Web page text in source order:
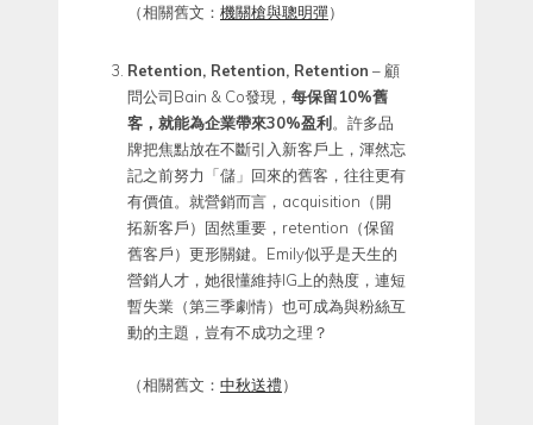
（相關舊文： 機關槍與聰明彈）
Retention, Retention, Retention – 顧
問公司Bain & Co發現， 每保留10%舊
客，就能為企業帶來30%盈利 。許多品
牌把焦點放在不斷引入新客戶上，渾然忘
記之前努力「儲」回來的舊客，往往更有
有價值。就營銷而言，acquisition（開
拓新客戶）固然重要，retention（保留
舊客戶）更形關鍵。Emily似乎是天生的
營銷人才，她很懂維持IG上的熱度，連短
暫失業（第三季劇情）也可成為與粉絲互
動的主題，豈有不成功之理？
（相關舊文： 中秋送禮）